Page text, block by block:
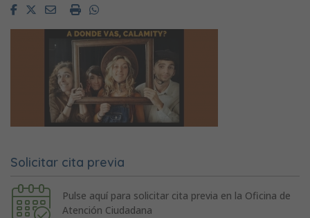
FacebookTwitterEmailImprimirWhatsapp
Solicitar cita previa
Pulse aquí para solicitar cita previa en la Oficina de
Atención Ciudadana